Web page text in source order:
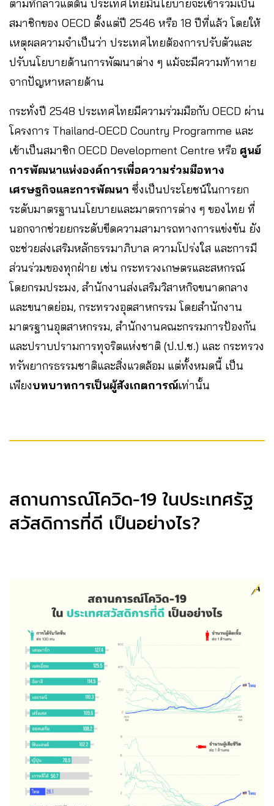
ตามที่กล่าวแต่ต้น ประเทศไทยมีนโยบายจะเข้าร่วมเป็น
สมาชิกของ OECD ตั้งแต่ปี 2546 หรือ 18 ปีที่แล้ว โดยให้
เหตุผลความจำเป็นว่า ประเทศไทยต้องการปรับตัวและ
ปรับนโยบายด้านการพัฒนาต่าง ๆ แม้จะมีความท้าทาย
จากปัญหาหลายด้าน
กระทั่งปี 2548 ประเทศไทยมีความร่วมมือกับ OECD ผ่าน
โครงการ Thailand-OECD Country Programme และ
เข้าเป็นสมาชิก OECD Development Centre หรือ ศูนย์
การพัฒนาแห่งองค์การเพื่อความร่วมมือทาง
เศรษฐกิจและการพัฒนา ซึ่งเป็นประโยชน์ในการยก
ระดับมาตรฐานนโยบายและมาตรการต่าง ๆ ของไทย ที่
นอกจากช่วยยกระดับขีดความสามารถทางการแข่งขัน ยัง
จะช่วยส่งเสริมหลักธรรมาภิบาล ความโปร่งใส และการมี
ส่วนร่วมของทุกฝ่าย เช่น กระทรวงเกษตรและสหกรณ์
โดยกรมประมง, สำนักงานส่งเสริมวิสาหกิจขนาดกลาง
และขนาดย่อม, กระทรวงอุตสาหกรรม โดยสำนักงาน
มาตรฐานอุตสาหกรรม, สำนักงานคณะกรรมการป้องกัน
และปราบปรามการทุจริตแห่งชาติ (ป.ป.ช.) และ กระทรวง
ทรัพยากรธรรมชาติและสิ่งแวดล้อม แต่ทั้งหมดนี้ เป็น
เพียงบทบาทการเป็นผู้สังเกตการณ์เท่านั้น
สถานการณ์โควิด-19 ในประเทศรัฐ
สวัสดิการที่ดี เป็นอย่างไร?